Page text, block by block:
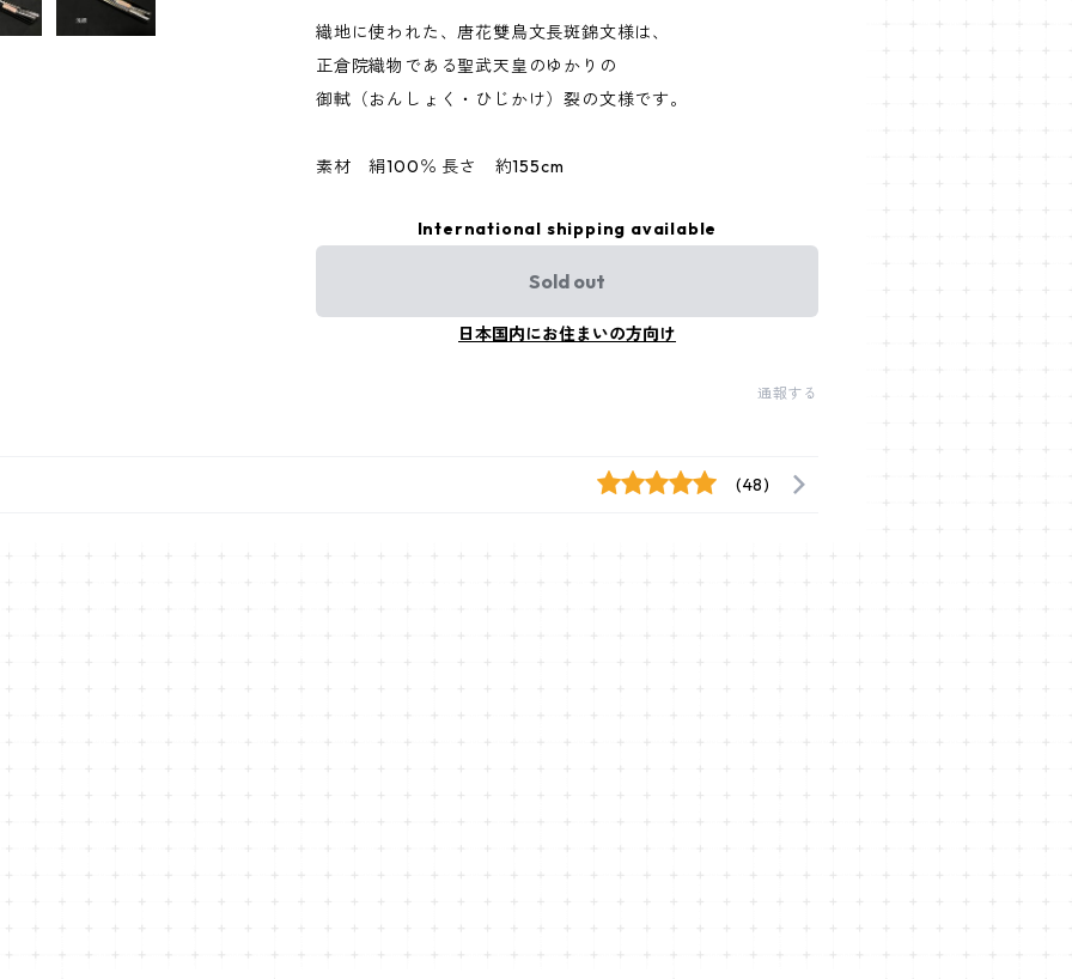
織地に使われた、唐花雙鳥文長斑錦文様は、
正倉院織物である聖武天皇のゆかりの
御軾（おんしょく・ひじかけ）裂の文様です。
素材 絹100％ 長さ 約155cm
International shipping available
Sold out
日本国内にお住まいの方向け
通報する
(48)